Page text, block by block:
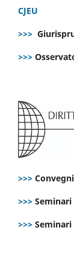
CJEU
>>>
>>>
>>>
>>> Seminari
>>> Seminari